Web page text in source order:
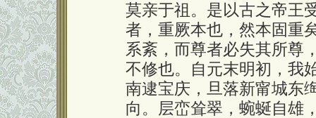
莫亲于祖。是以古之帝王
者，重厥本也，然本固重
系紊，而尊者必失其所尊
不修也。自元末明初，我
南逮宝庆，旦落新甯城东
向。层峦耸翠，蜿蜒自雄